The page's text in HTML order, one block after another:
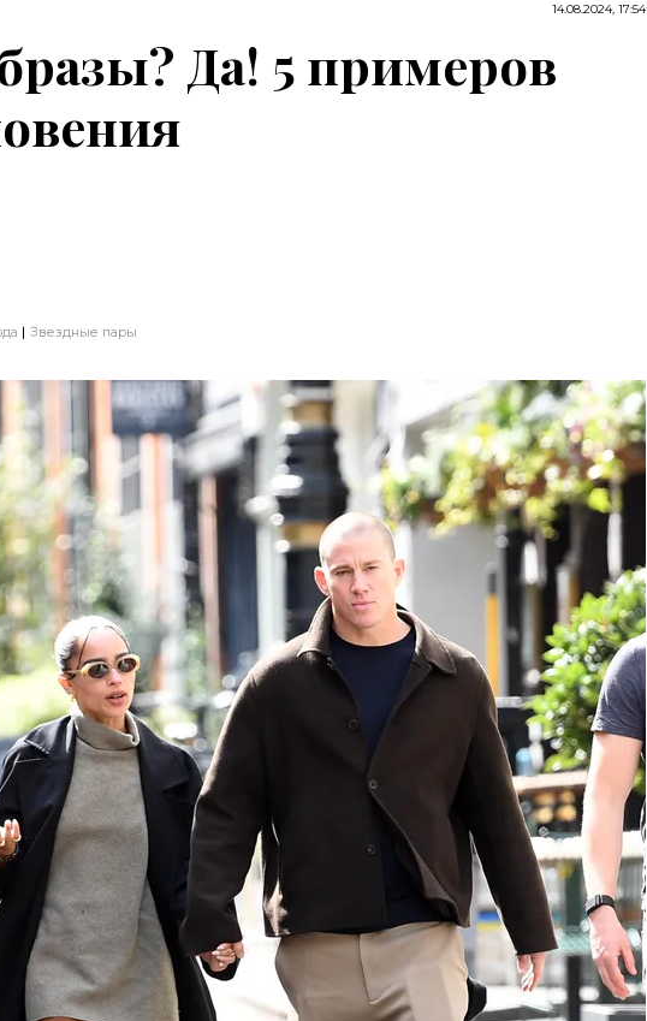
14.08.2024, 17:54
Да! 5 примеров
Звездные пары